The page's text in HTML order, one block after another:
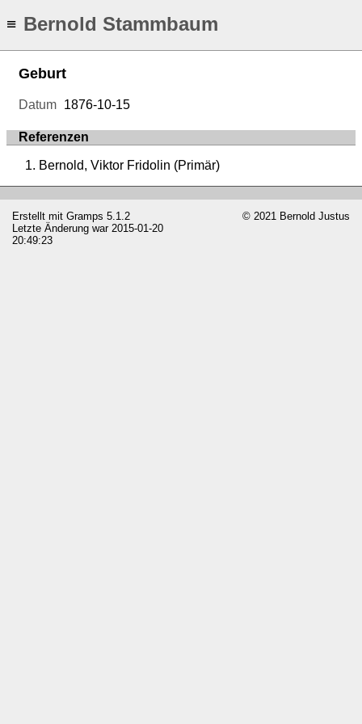
≡ Bernold Stammbaum
Geburt
Datum 1876-10-15
Referenzen
Bernold, Viktor Fridolin (Primär)
Erstellt mit Gramps 5.1.2
Letzte Änderung war 2015-01-20
20:49:23
© 2021 Bernold Justus